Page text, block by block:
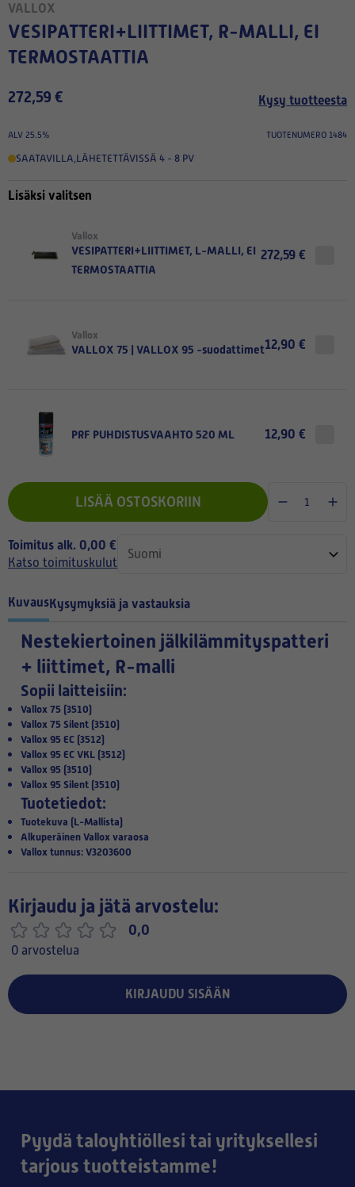
VALLOX
VESIPATTERI+LIITTIMET, R-MALLI, EI
TERMOSTAATTIA
272,59 € Kysy tuotteesta
ALV 25.5% TUOTENUMERO 1484
SAATAVILLA,LÄHETETTÄVISSÄ 4 - 8 PV
Lisäksi valitsen
Vallox
VESIPATTERI+LIITTIMET, L-MALLI, EI
TERMOSTAATTIA
272,59 €
Vallox
VALLOX 75 | VALLOX 95 -suodattimet12,90 €
PRF PUHDISTUSVAAHTO 520 ML 12,90 €
LISÄÄ OSTOSKORIIN
Toimitus alk. 0,00 €
Katso toimituskulut
KuvausKysymyksiä ja vastauksia
Nestekiertoinen jälkilämmityspatteri
+ liittimet, R-malli
Sopii laitteisiin:
Vallox 75 (3510)
Vallox 75 Silent (3510)
Vallox 95 EC (3512)
Vallox 95 EC VKL (3512)
Vallox 95 (3510)
Vallox 95 Silent (3510)
Tuotetiedot:
Tuotekuva (L-Mallista)
Alkuperäinen Vallox varaosa
Vallox tunnus: V3203600
Kirjaudu ja jätä arvostelu:
0,0
0 arvostelua
KIRJAUDU SISÄÄN
Pyydä taloyhtiöllesi tai yrityksellesi
tarjous tuotteistamme!